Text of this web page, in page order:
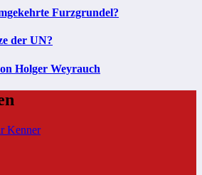
Furzgrundel?
der UN?
Holger Weyrauch
Kenner